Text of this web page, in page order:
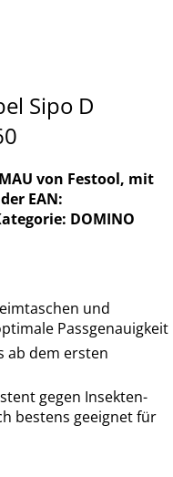
Sipo D
von Festool, mit
EAN:
DOMINO
und
Passgenauigkeit
ab dem ersten
gegen Insekten-
bestens geeignet für